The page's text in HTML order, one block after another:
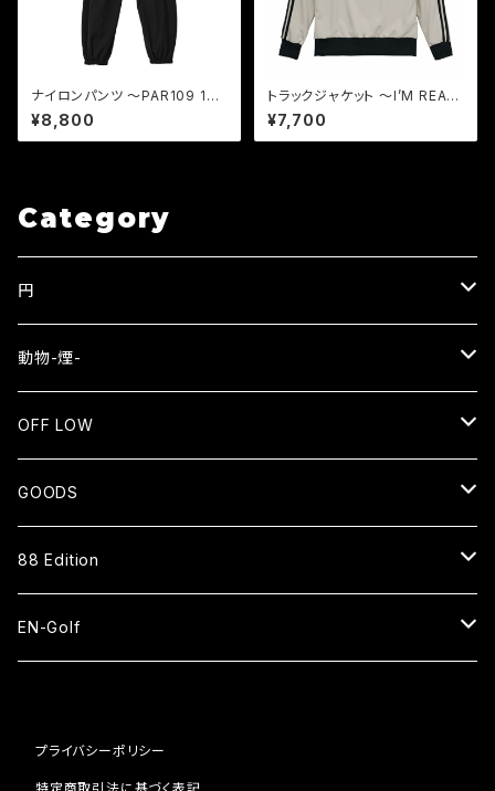
ナイロンパンツ 〜PAR109 1
H〜
¥8,800
トラックジャケット 〜I’M READ
Y.〜
¥7,700
Category
円
EN
長袖Tシャツ
スウェット
動物-煙-
NEKO⇄OKEN
長袖Tシャツ
バッグ
SMOKE WOLF⇄狼煙
EN=猿
OFF LOW
SENTO
長袖Tシャツ
パーカー
ブルゾン
GOODS
CAP
HAT
BAG
88 Edition
ベースボールシャツ
キャップ
EN-Golf
ピステ
PAR109 2H
プライバシーポリシー